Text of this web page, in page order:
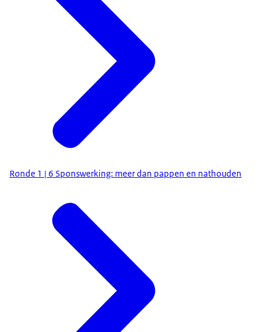
Ronde 1 | 6 Sponswerking: meer dan pappen en nathouden